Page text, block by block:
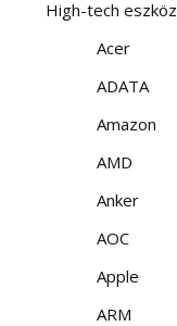
High-tech eszköz
Acer
ADATA
Amazon
AMD
Anker
AOC
Apple
ARM